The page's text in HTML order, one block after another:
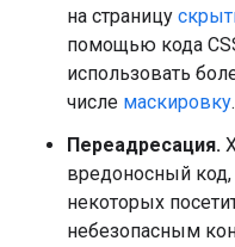
на страницу
помощью кода
использовать
числе маскировку.
Переадресация.
вредоносный
некоторых
небезопасным